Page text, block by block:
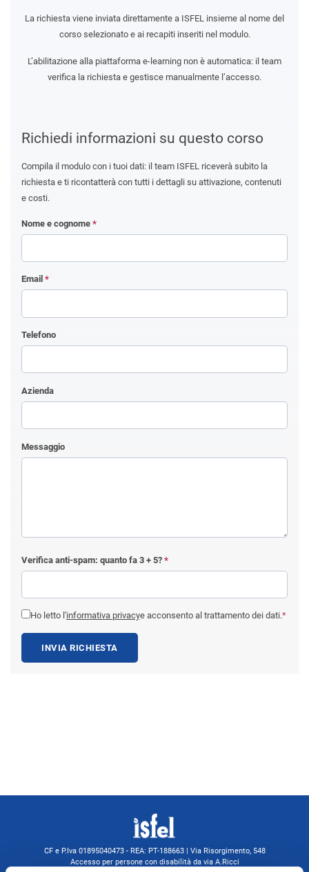
Richiedi informazioni su questo corso
Compila il modulo con i tuoi dati: il team ISFEL riceverà subito la
richiesta e ti ricontatterà con tutti i dettagli su attivazione, contenuti
e costi.
Nome e cognome *
Email *
Telefono
Azienda
Messaggio
Verifica anti-spam: quanto fa 3 + 5? *
Ho letto l'informativa privacye acconsento al trattamento dei dati.*
INVIA RICHIESTA
La richiesta viene inviata direttamente a ISFEL insieme al nome del
corso selezionato e ai recapiti inseriti nel modulo.
L’abilitazione alla piattaforma e-learning non è automatica: il team
verifica la richiesta e gestisce manualmente l’accesso.
CF e P.Iva 01895040473 - REA: PT-188663 | Via Risorgimento, 548
Accesso per persone con disabilità da via A.Ricci